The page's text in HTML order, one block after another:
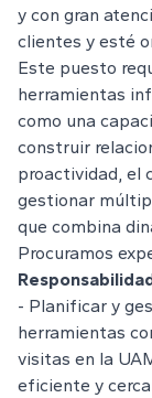
y con gran
clientes y esté
Este puesto
herramientas
como una
construir
proactividad, el
gestionar
que combina
Procuramos
- Planificar y
herramientas
visitas en la
eficiente y